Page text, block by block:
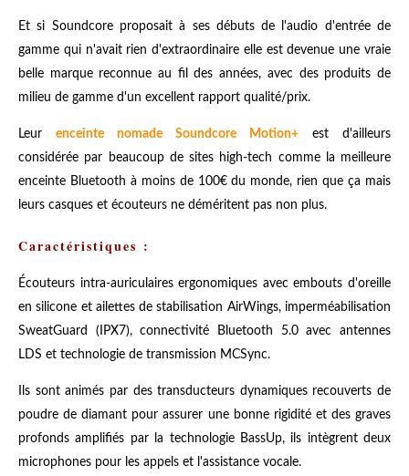
Et si Soundcore proposait à ses débuts de l'audio d'entrée de
gamme qui n'avait rien d'extraordinaire elle est devenue une vraie
belle marque reconnue au fil des années, avec des produits de
milieu de gamme d'un excellent rapport qualité/prix.
Leur enceinte nomade Soundcore Motion+ est d'ailleurs
considérée par beaucoup de sites high-tech comme la meilleure
enceinte Bluetooth à moins de 100€ du monde, rien que ça mais
leurs casques et écouteurs ne déméritent pas non plus.
Caractéristiques :
Écouteurs intra-auriculaires ergonomiques avec embouts d'oreille
en silicone et ailettes de stabilisation AirWings, imperméabilisation
SweatGuard (IPX7), connectivité Bluetooth 5.0 avec antennes
LDS et technologie de transmission MCSync.
Ils sont animés par des transducteurs dynamiques recouverts de
poudre de diamant pour assurer une bonne rigidité et des graves
profonds amplifiés par la technologie BassUp, ils intègrent deux
microphones pour les appels et l'assistance vocale.